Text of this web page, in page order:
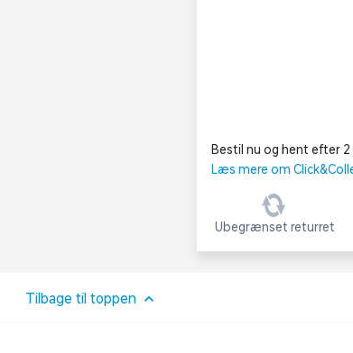
Bestil nu og hent efter
Læs mere om
Ubegrænset returret
Tilbage til toppen